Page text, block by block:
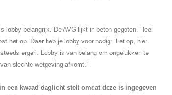
lobby belangrijk. De AVG lijkt in beton gegoten. Heel
het op. Daar heb je lobby voor nodig: ‘Let op, hier
erger’. Lobby is van belang om ongelukken te
slechte wetgeving afkomt.’
een kwaad daglicht stelt omdat deze is ingegeven